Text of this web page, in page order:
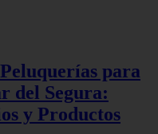
para
del Segura:
y Productos